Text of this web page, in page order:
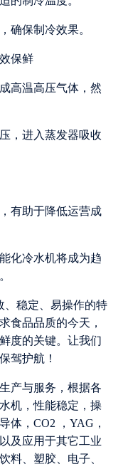
确保制冷效果。
保鲜
高温高压气体，然
，进入蒸发器吸收
有助于降低运营成
化冷水机将成为趋
、稳定、易操作的特
食品品质的今天，
度的关键。让我们
驾护航！
产与服务，根据各
机，性能稳定，操
体，CO2 ，YAG，
及应用于其它工业
料、塑胶、电子、